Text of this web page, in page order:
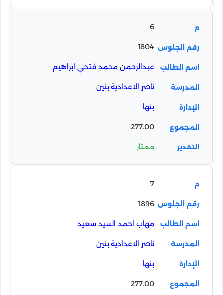
6
1804
عبدالرحمن محمد فتحي ابراهيم
ناصر الاعدادية بنين
بنها
277.00
ممتاز
7
1896
مهاب احمد السيد سعيد
ناصر الاعدادية بنين
بنها
277.00